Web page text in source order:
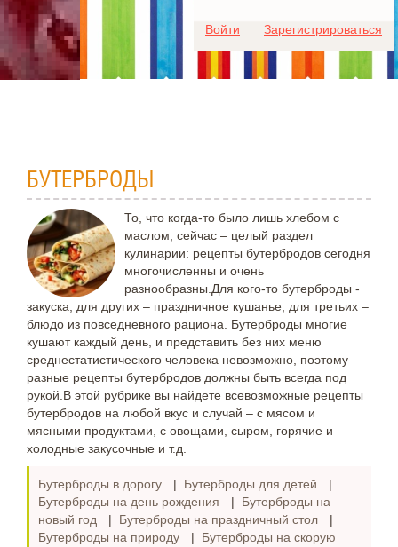
Войти Зарегистрироваться
БУТЕРБРОДЫ
То, что когда-то было лишь хлебом с
маслом, сейчас – целый раздел
кулинарии: рецепты бутербродов сегодня
многочисленны и очень
разнообразны.Для кого-то бутерброды -
закуска, для других – праздничное кушанье, для третьих –
блюдо из повседневного рациона. Бутерброды многие
кушают каждый день, и представить без них меню
среднестатистического человека невозможно, поэтому
разные рецепты бутербродов должны быть всегда под
рукой.В этой рубрике вы найдете всевозможные рецепты
бутербродов на любой вкус и случай – с мясом и
мясными продуктами, с овощами, сыром, горячие и
холодные закусочные и т.д.
Бутерброды в дорогу | Бутерброды для детей
|
Бутерброды на день рождения
| Бутерброды на
новый год
| Бутерброды на праздничный стол
|
Бутерброды на природу
| Бутерброды на скорую
Для любых предложений по